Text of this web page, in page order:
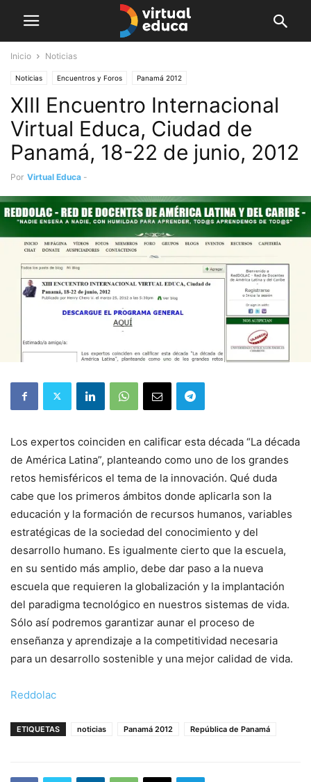
Inicio Noticias
Noticias Encuentros y Foros Panamá 2012
XIII Encuentro Internacional
Virtual Educa, Ciudad de
Panamá, 18-22 de junio, 2012
Por Virtual Educa -
Los expertos coinciden en calificar esta década “La década
de América Latina”, planteando como uno de los grandes
retos hemisféricos el tema de la innovación. Qué duda
cabe que los primeros ámbitos donde aplicarla son la
educación y la formación de recursos humanos, variables
estratégicas de la sociedad del conocimiento y del
desarrollo humano. Es igualmente cierto que la escuela,
en su sentido más amplio, debe dar paso a la nueva
escuela que requieren la globalización y la implantación
del paradigma tecnológico en nuestros sistemas de vida.
Sólo así podremos garantizar aunar el proceso de
enseñanza y aprendizaje a la competitividad necesaria
para un desarrollo sostenible y una mejor calidad de vida.
Reddolac
ETIQUETAS noticias Panamá 2012 República de Panamá